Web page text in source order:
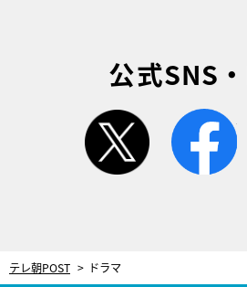
公式SNS
twitter
テレ朝POST ドラマ